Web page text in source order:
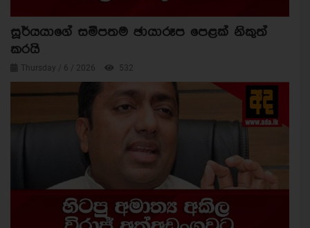
සූර්යයාගේ සමීපතම ඡායාරූප පෙළක් නිකුත්
කරයි
Thursday / 6 / 2026 532